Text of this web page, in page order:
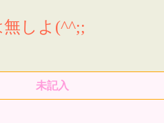
しよ(^^;;
未記入